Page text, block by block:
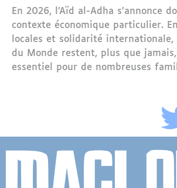
En 2026, l’Aïd al-Adha s’annonce
contexte économique particulier.
locales et solidarité internationale,
du Monde restent, plus que
essentiel pour de nombreuses